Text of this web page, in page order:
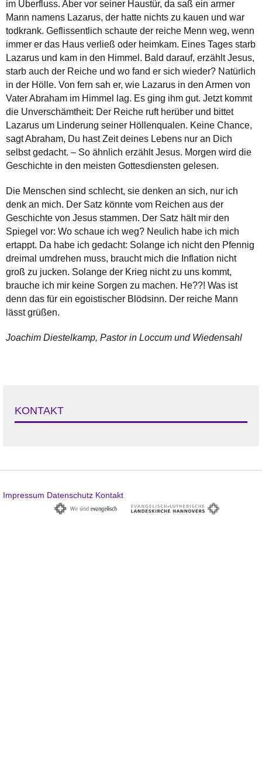
im Überfluss. Aber vor seiner Haustür, da saß ein armer
Mann namens Lazarus, der hatte nichts zu kauen und war
todkrank. Geflissentlich schaute der reiche Menn weg, wenn
immer er das Haus verließ oder heimkam. Eines Tages starb
Lazarus und kam in den Himmel. Bald darauf, erzählt Jesus,
starb auch der Reiche und wo fand er sich wieder? Natürlich
in der Hölle. Von fern sah er, wie Lazarus in den Armen von
Vater Abraham im Himmel lag. Es ging ihm gut. Jetzt kommt
die Unverschämtheit: Der Reiche ruft herüber und bittet
Lazarus um Linderung seiner Höllenqualen. Keine Chance,
sagt Abraham, Du hast Zeit deines Lebens nur an Dich
selbst gedacht. – So ähnlich erzählt Jesus. Morgen wird die
Geschichte in den meisten Gottesdiensten gelesen.
Die Menschen sind schlecht, sie denken an sich, nur ich
denk an mich. Der Satz könnte vom Reichen aus der
Geschichte von Jesus stammen. Der Satz hält mir den
Spiegel vor: Wo schaue ich weg? Neulich habe ich mich
ertappt. Da habe ich gedacht: Solange ich nicht den Pfennig
dreimal umdrehen muss, braucht mich die Inflation nicht
groß zu jucken. Solange der Krieg nicht zu uns kommt,
brauche ich mir keine Sorgen zu machen. He??! Was ist
denn das für ein egoistischer Blödsinn. Der reiche Mann
lässt grüßen.
Joachim Diestelkamp, Pastor in Loccum und Wiedensahl
KONTAKT
Impressum Datenschutz Kontakt